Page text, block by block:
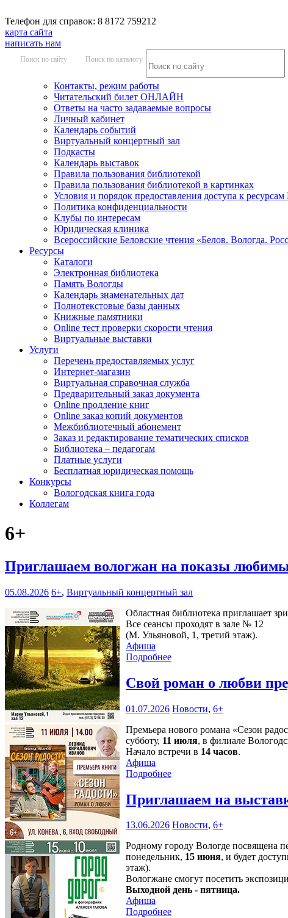
Телефон для справок: 8 8172 759212
карта сайта
написать нам
Поиск по сайту Поиск по каталогу
Контакты, режим работы
Читательский билет ОНЛАЙН
Ответы на часто задаваемые вопросы
Личный кабинет
Календарь событий
Виртуальный концертный зал
Подкасты
Календарь выставок
Правила пользования библиотекой
Правила пользования библиотекой в картинках
Условия и порядок предоставления доступа к
Политика конфиденциальности
Клубы по интересам
Юридическая клиника
Всероссийские Беловские чтения «Белов. Вологда.
Ресурсы
Каталоги
Электронная библиотека
Память Вологды
Календарь знаменательных дат
Полнотекстовые базы данных
Книжные памятники
Online тест проверки скорости чтения
Виртуальные выставки
Услуги
Перечень предоставляемых услуг
Интернет-магазин
Виртуальная справочная служба
Предварительный заказ документа
Online продление книг
Online заказ копий документов
Межбиблиотечный абонемент
Заказ и редактирование тематических списков
Библиотека – педагогам
Платные услуги
Бесплатная юридическая помощь
Конкурсы
Вологодская книга года
Коллегам
6+
Приглашаем вологжан на показы
05.08.2026 6+, Виртуальный концертный зал
Областная библиотека приглашает
Все сеансы проходят в зале № 12
(М. Ульяновой, 1, третий этаж).
Афиша
Подробнее
Свой роман о любви
01.07.2026 Новости, 6+
Премьера нового романа «Сезон
субботу, 11 июля, в филиале
Начало встречи в 14 часов.
Афиша
Подробнее
Приглашаем на
13.06.2026 Новости, 6+
Родному городу Вологде посвящена
понедельник, 15 июня, и будет
этаж).
Вологжане смогут посетить
Выходной день - пятница.
Афиша
Подробнее